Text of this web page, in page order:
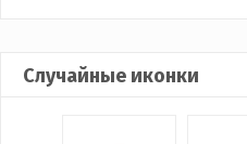
Случайные иконки